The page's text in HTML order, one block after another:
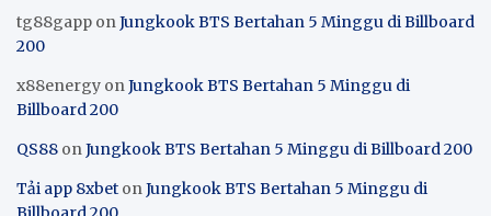
tg88gapp onJungkook BTS Bertahan 5 Minggu di Billboard
200
x88energy onJungkook BTS Bertahan 5 Minggu di
Billboard 200
QS88 onJungkook BTS Bertahan 5 Minggu di Billboard 200
Tải app 8xbet onJungkook BTS Bertahan 5 Minggu di